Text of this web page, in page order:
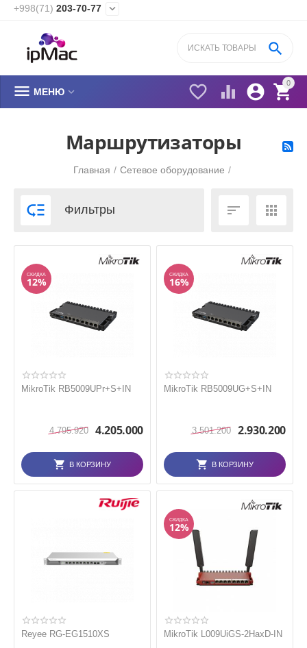
+998(71) 203-70-77 
0


 

 МЕНЮ 
​Маршрутизаторы
Главная / Сетевое оборудование /
 Фильтры  
СКИДКА
12%
MikroTik RB5009UPr+S+IN
4.795.920 4.205.000
В КОРЗИНУ
СКИДКА
16%
MikroTik RB5009UG+S+IN
3.501.200 2.930.200
В КОРЗИНУ
Reyee RG-EG1510XS
СКИДКА
12%
MikroTik L009UiGS-2HaxD-IN